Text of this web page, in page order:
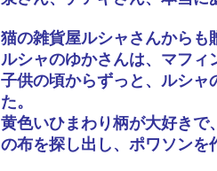
猫の雑貨屋ルシャさんからも
ルシャのゆかさんは、マフィ
子供の頃からずっと、ルシャ
た。
黄色いひまわり柄が大好きで
の布を探し出し、ポワソンを